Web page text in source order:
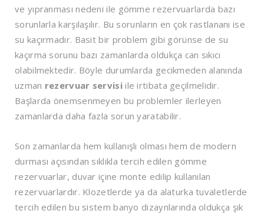
ve yıpranması nedeni ile gömme rezervuarlarda bazı
sorunlarla karşılaşılır. Bu sorunların en çok rastlananı ise
su kaçırmadır. Basit bir problem gibi görünse de su
kaçırma sorunu bazı zamanlarda oldukça can sıkıcı
olabilmektedir. Böyle durumlarda gecikmeden alanında
uzman rezervuar servisiile irtibata geçilmelidir.
Başlarda önemsenmeyen bu problemler ilerleyen
zamanlarda daha fazla sorun yaratabilir.
Son zamanlarda hem kullanışlı olması hem de modern
durması açısından sıklıkla tercih edilen gömme
rezervuarlar, duvar içine monte edilip kullanılan
rezervuarlardır. Klozetlerde ya da alaturka tuvaletlerde
tercih edilen bu sistem banyo dizaynlarında oldukça şık